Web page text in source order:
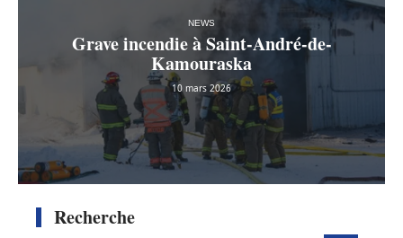
NEWS
Grave incendie à Saint-André-de-
Kamouraska
10 mars 2026
Recherche